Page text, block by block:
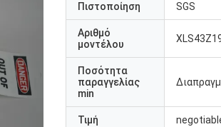
Πιστοποίηση SGS
Αριθμό
μοντέλου
Ποσότητα
παραγγελίας
min
Τιμή